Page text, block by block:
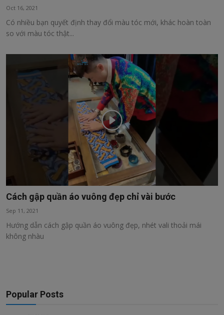
Oct 16, 2021
Có nhiều bạn quyết định thay đổi màu tóc mới, khác hoàn toàn
so với màu tóc thật...
Cách gập quần áo vuông đẹp chỉ vài bước
Sep 11, 2021
Hướng dẫn cách gập quần áo vuông đẹp, nhét vali thoải mái
không nhàu
Popular Posts